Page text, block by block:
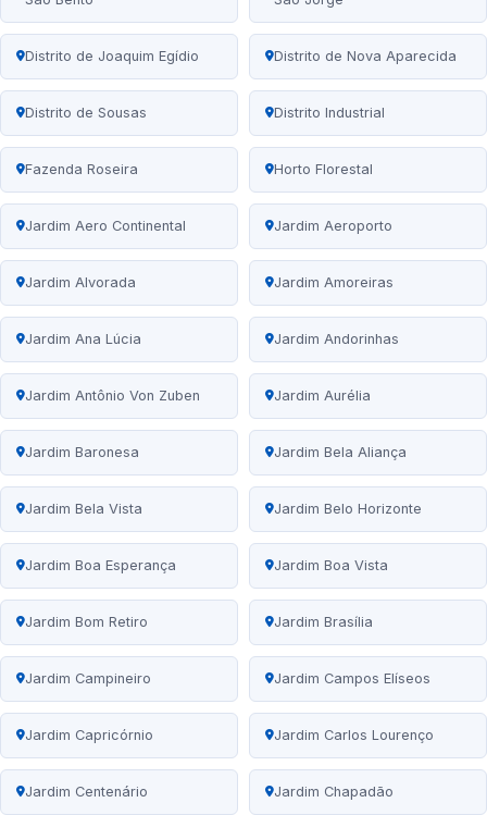
Distrito de Joaquim Egídio Distrito de Nova Aparecida
Distrito de Sousas Distrito Industrial
Fazenda Roseira Horto Florestal
Jardim Aero Continental Jardim Aeroporto
Jardim Alvorada Jardim Amoreiras
Jardim Ana Lúcia Jardim Andorinhas
Jardim Antônio Von Zuben Jardim Aurélia
Jardim Baronesa Jardim Bela Aliança
Jardim Bela Vista Jardim Belo Horizonte
Jardim Boa Esperança Jardim Boa Vista
Jardim Bom Retiro Jardim Brasília
Jardim Campineiro Jardim Campos Elíseos
Jardim Capricórnio Jardim Carlos Lourenço
Jardim Centenário Jardim Chapadão